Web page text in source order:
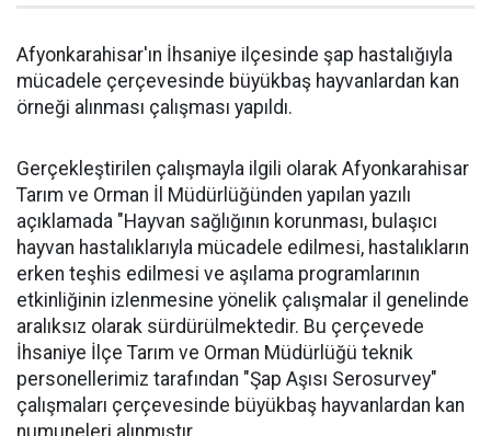
Afyonkarahisar'ın İhsaniye ilçesinde şap hastalığıyla
mücadele çerçevesinde büyükbaş hayvanlardan kan
örneği alınması çalışması yapıldı.
Gerçekleştirilen çalışmayla ilgili olarak Afyonkarahisar
Tarım ve Orman İl Müdürlüğünden yapılan yazılı
açıklamada "Hayvan sağlığının korunması, bulaşıcı
hayvan hastalıklarıyla mücadele edilmesi, hastalıkların
erken teşhis edilmesi ve aşılama programlarının
etkinliğinin izlenmesine yönelik çalışmalar il genelinde
aralıksız olarak sürdürülmektedir. Bu çerçevede
İhsaniye İlçe Tarım ve Orman Müdürlüğü teknik
personellerimiz tarafından "Şap Aşısı Serosurvey"
çalışmaları çerçevesinde büyükbaş hayvanlardan kan
numuneleri alınmıştır.